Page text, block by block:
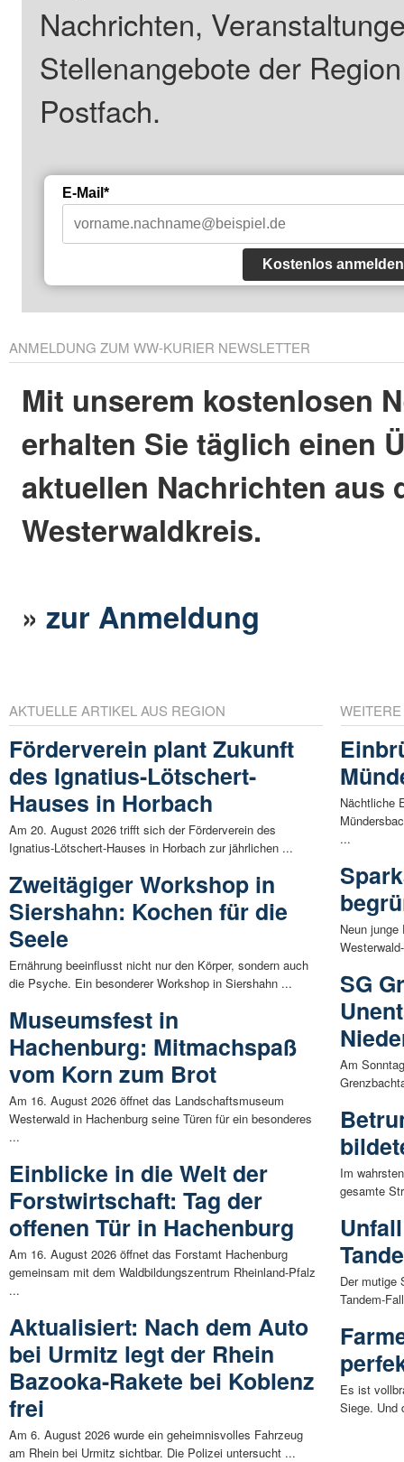
Nachrichten,
Stellenangebote der
Postfach.
E-Mail*
Kostenlos anmelden
ANMELDUNG ZUM WW-KURIER NEWSLETTER
Mit unserem kostenlosen
erhalten Sie täglich einen
aktuellen Nachrichten aus
Westerwaldkreis.
»zur Anmeldung
AKTUELLE ARTIKEL AUS REGION
Förderverein plant Zukunft
des Ignatius-Lötschert-
Hauses in Horbach
Am 20. August 2026 trifft sich der Förderverein des
Ignatius-Lötschert-Hauses in Horbach zur jährlichen ...
Zweitägiger Workshop in
Siershahn: Kochen für die
Seele
Ernährung beeinflusst nicht nur den Körper, sondern auch
die Psyche. Ein besonderer Workshop in Siershahn ...
Museumsfest in
Hachenburg: Mitmachspaß
vom Korn zum Brot
Am 16. August 2026 öffnet das Landschaftsmuseum
Westerwald in Hachenburg seine Türen für ein besonderes
...
Einblicke in die Welt der
Forstwirtschaft: Tag der
offenen Tür in Hachenburg
Am 16. August 2026 öffnet das Forstamt Hachenburg
gemeinsam mit dem Waldbildungszentrum Rheinland-Pfalz
...
Aktualisiert: Nach dem Auto
bei Urmitz legt der Rhein
Bazooka-Rakete bei Koblenz
frei
Am 6. August 2026 wurde ein geheimnisvolles Fahrzeug
am Rhein bei Urmitz sichtbar. Die Polizei untersucht ...
Nächtliche
...
Neun
SG
Am
Im
gesamte
Der mutige
Tandem-
Es ist
Siege. Und